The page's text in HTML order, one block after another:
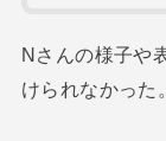
Nさんの様子や
けられなかった。